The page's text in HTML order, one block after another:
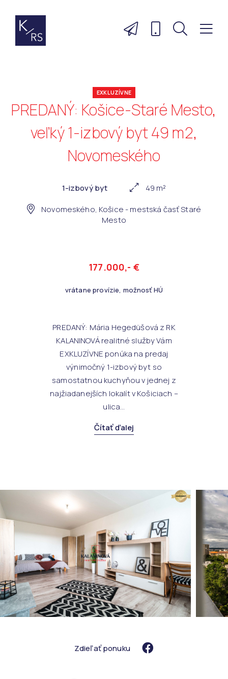
EXKLUZÍVNE
PREDANÝ: Košice-Staré Mesto,
veľký 1-izbový byt 49 m2,
Novomeského
1-izbový byt
49 m²
Novomeského, Košice - mestská časť Staré
Mesto
177.000,- €
vrátane provízie, možnosť HÚ
PREDANÝ: Mária Hegedüšová z RK
KALANINOVÁ realitné služby Vám
EXKLUZÍVNE ponúka na predaj
výnimočný 1-izbový byt so
samostatnou kuchyňou v jednej z
najžiadanejších lokalít v Košiciach –
ulica...
Čítať ďalej
Zdieľať ponuku